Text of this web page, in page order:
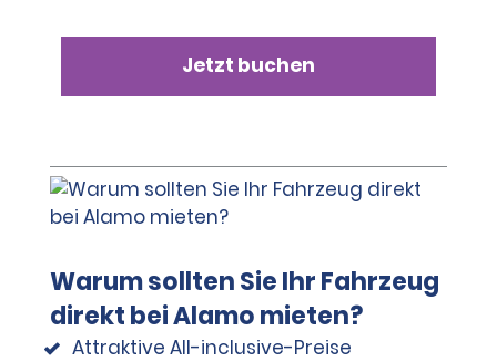
Jetzt buchen
Warum sollten Sie Ihr Fahrzeug
direkt bei Alamo mieten?
Attraktive All-inclusive-Preise